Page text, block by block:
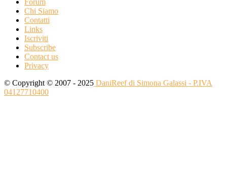
Chi Siamo
Contatti
Links
Iscriviti
Subscribe
Contact us
Privacy
© Copyright © 2007 - 2025 DaniReef di Simona Galassi - P.IVA
04127710400